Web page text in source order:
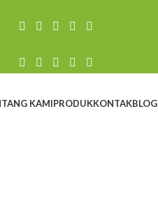
KAMIPRODUKKONTAKBLOG